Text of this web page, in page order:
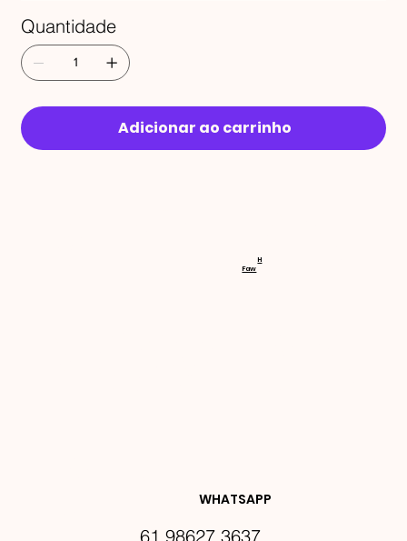
Quantidade
Adicionar ao carrinho
RECEBA
DES E
WHATSAPP
61 98627 3637
Faw
H